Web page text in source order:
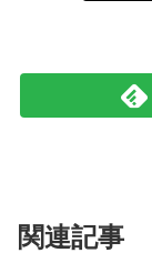
関連記事